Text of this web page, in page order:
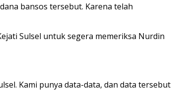
bansos tersebut. Karena telah
Sulsel untuk segera memeriksa Nurdin
Kami punya data-data, dan data tersebut